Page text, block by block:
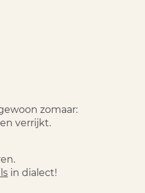
zomaar:
verrijkt.
in dialect!